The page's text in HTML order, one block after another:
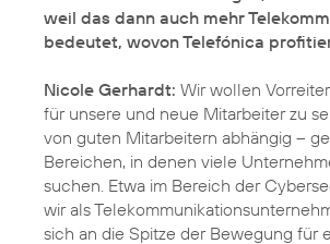
weil das dann auch mehr
bedeutet, wovon Telefónica
Nicole Gerhardt: Wir wollen
für unsere und neue Mitarbeiter zu
von guten Mitarbeitern abhängig –
Bereichen, in denen viele
suchen. Etwa im Bereich der
wir als
sich an die Spitze der Bewegung für